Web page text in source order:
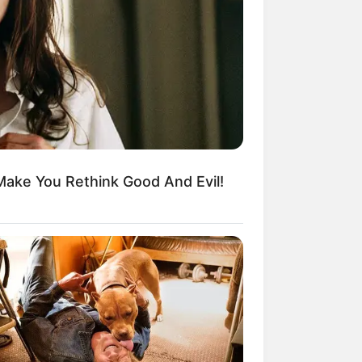
Ngakak, 10 Potret
Murah Pakai Bahan
Mainstream, 10 Cara
Barang Belanjaan
Warga Thailand
You Rethink Good And Evil!